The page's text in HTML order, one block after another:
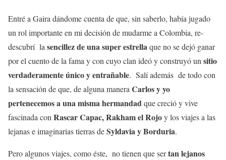
Entré a Gaira dándome cuenta de que, sin saberlo, había jugado
un rol importante en mi decisión de mudarme a Colombia, re-
descubrí la sencillez de una super estrellaque no se dejó ganar
por el cuento de la fama y con cuyo clan ideó y construyó un sitio
verdaderamente único y entrañable. Salí además de todo con
la sensación de que, de alguna manera Carlos y yo
pertenecemos a una misma hermandadque creció y vive
fascinada con Rascar Capac, Rakham el Rojoy los viajes a las
lejanas e imaginarias tierras deSyldavia y Borduria.
Pero algunos viajes, como éste, no tienen que sertan lejanos